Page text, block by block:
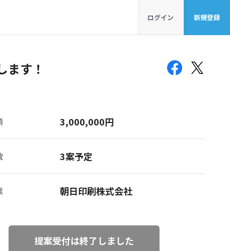
ログイン 新規登録
す！
3,000,000円
3案予定
朝日印刷株式会社
提案受付は終了しました